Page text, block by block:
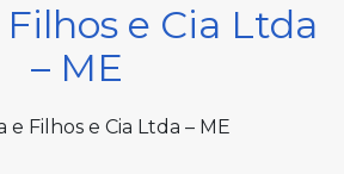
e Cia Ltda
– ME